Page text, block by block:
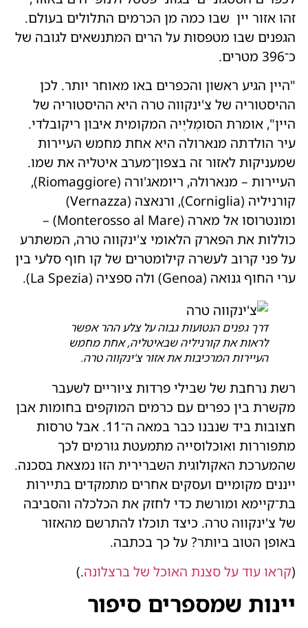
זהו אזור יין שבו כמה מן הכרמים התלולים בעולם.
הגפנים שבו מטפסות על הרים המתנשאים לגובה של
כ־396 מטרים.
"היין הגיע ראשון והכפרים באו מאוחר יותר. לכן
ההיסטוריה של צ'ינקווה טרה היא ההיסטוריה של
היין", אומרת הסומֶליֶיה המקומית איבון ריקובלדי.
עיר הולדתה מנארולה היא אחת מחמש העיירות
שמעניקות לאזור זה בצפון־מערב איטליה את שמו.
העיירות – מנארולה, ריומאג'ורה (Riomaggiore),
קורניליה (Corniglia), ורנאצה (Vernazza)
ומונטרוסו אל מארה (Monterosso al Mare) –
כוללות את הפארק הלאומי צ'ינקווה טרה, המשתרע
על פני קרוב לעשרה קילומטרים של קו חוף סלעי בין
ערי החוף גנואה (Genoa) ולה ספציה (La Spezia).
דרך גפנים הנטועות גבוה על צלע ההר אפשר
לראות את קורניליה שבאיטליה, אחת מחמש
העיירות המרכיבות את אזור צ'ינקווה טרה.
רשת נרחבת של שבילי פרדות ציוריים לשעבר
מקשרת בין כפרים עם כרמים המוקפים בחומות אבן
חצובות ביד שנבנו כבר במאה ה־11. אבל טרסות
מתפוררות ואוכלוסייה מתמעטת גורמים לכך
שהמערכת האקולוגית השברירית הזו נמצאת בסכנה.
ייננים מקומיים ועסקים אחרים מתמקדים בתיירות
בת־קיימא ומורשת כדי לחזק את הכלכלה והסביבה
של צ'ינקווה טרה. כיצד תוכלו להתרשם מהאזור
באופן הטוב ביותר? על כך בכתבה.
(קראו עוד על סצנת האוכל של ברצלונה.)
יינות שמספרים סיפור